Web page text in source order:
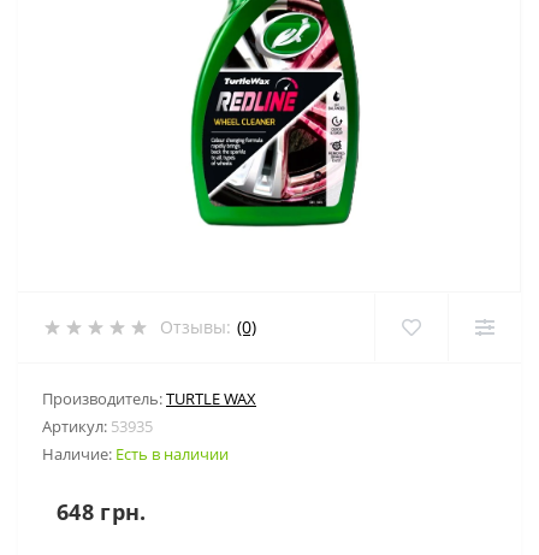
Отзывы: (0)
Производитель:TURTLE WAX
Артикул: 53935
Наличие: Есть в наличии
648 грн.